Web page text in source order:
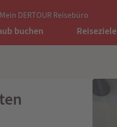
Mein DERTOUR Reisebüro
buchen Reiseziele